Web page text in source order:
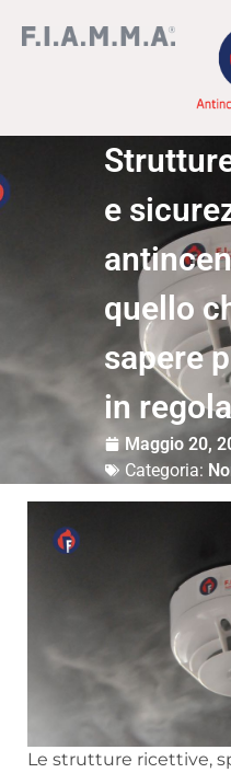
e
quello
sapere
in
Maggio 20,
Categoria:
Le strutture ricettive,